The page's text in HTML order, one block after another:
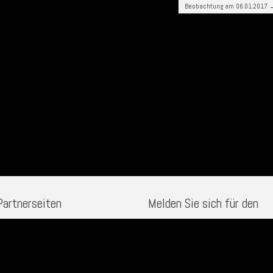
Beobachtung am 06.01.2017
Melden Sie sich für den
Newsletter an